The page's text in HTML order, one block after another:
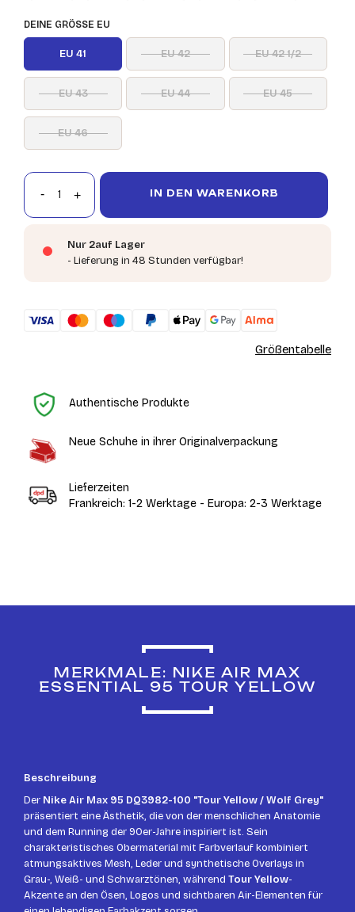
DEINE GRÖSSE EU
EU 41 EU 42 EU 42 1/2
EU 43 EU 44 EU 45
EU 46
IN DEN WARENKORB
Nur 2auf Lager
- Lieferung in 48 Stunden verfügbar!
Größentabelle
Authentische Produkte
Neue Schuhe in ihrer Originalverpackung
Lieferzeiten
Frankreich: 1-2 Werktage - Europa: 2-3 Werktage
MERKMALE: NIKE AIR MAX
ESSENTIAL 95 TOUR YELLOW
Beschreibung
Der Nike Air Max 95 DQ3982-100 "Tour Yellow / Wolf Grey"
präsentiert eine Ästhetik, die von der menschlichen Anatomie
und dem Running der 90er-Jahre inspiriert ist. Sein
charakteristisches Obermaterial mit Farbverlauf kombiniert
atmungsaktives Mesh, Leder und synthetische Overlays in
Grau-, Weiß- und Schwarztönen, während Tour Yellow-
Akzente an den Ösen, Logos und sichtbaren Air-Elementen für